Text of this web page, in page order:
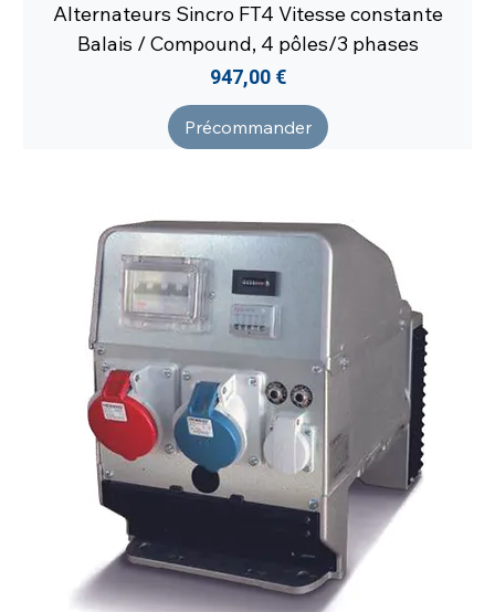
Alternateurs Sincro FT4 Vitesse constante
Balais / Compound, 4 pôles/3 phases
Prix
947,00 €
Précommander